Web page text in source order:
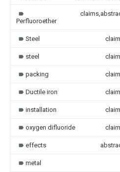
Perfluoroether
Steel
steel
packing
Ductile iron
installation
oxygen difluoride
effects
metal